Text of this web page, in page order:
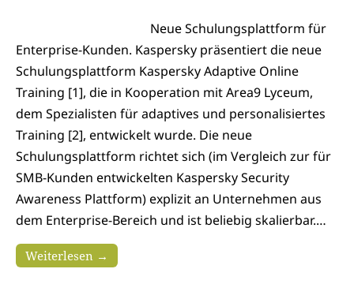
Neue Schulungsplattform für
Enterprise-Kunden. Kaspersky präsentiert die neue
Schulungsplattform Kaspersky Adaptive Online
Training [1], die in Kooperation mit Area9 Lyceum,
dem Spezialisten für adaptives und personalisiertes
Training [2], entwickelt wurde. Die neue
Schulungsplattform richtet sich (im Vergleich zur für
SMB-Kunden entwickelten Kaspersky Security
Awareness Plattform) explizit an Unternehmen aus
dem Enterprise-Bereich und ist beliebig skalierbar.…
Weiterlesen →